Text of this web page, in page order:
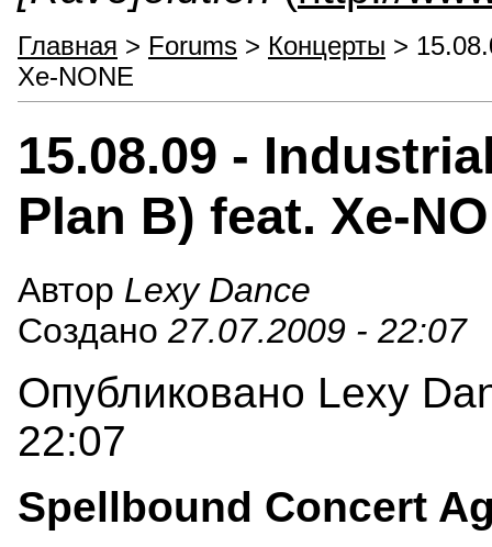
Главная > Forums > Концерты >
Xe-NONE
15.08.09 -
Plan B) feat. Xe-
Автор Lexy Dance
Создано 27.07.2009 - 22:07
Опубликовано Lexy
22:07
Spellbound Concert